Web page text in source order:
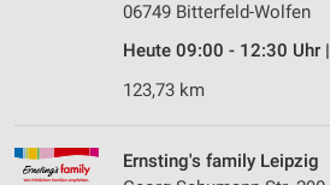
06749 Bitterfeld-Wolfen
Heute 09:00 - 12:30 Uhr |
123,73 km
Ernsting's family Leipzig